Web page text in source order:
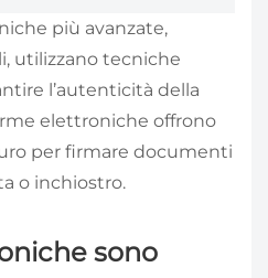
più avanzate,
utilizzano tecniche
l’autenticità della
elettroniche offrono
per firmare documenti
o inchiostro.
sono